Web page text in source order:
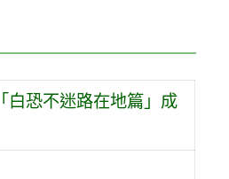
白恐不迷路在地篇」成